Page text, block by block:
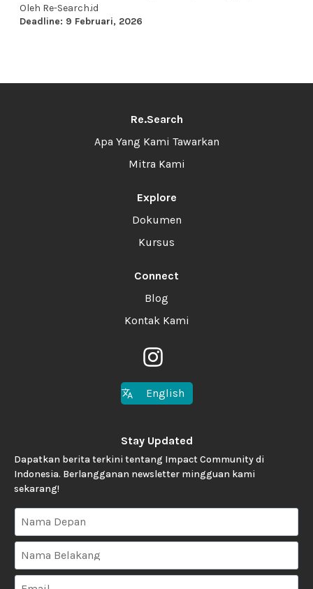
Oleh Re-Search.id
Deadline: 9 Februari, 2026
Re.Search
Apa Yang Kami Tawarkan
Mitra Kami
Explore
Dokumen
Kursus
Connect
Blog
Kontak Kami
English
Stay Updated
Dapatkan berita terkini tentang Impact Community di
Indonesia. Berlangganan newsletter mingguan kami
sekarang!